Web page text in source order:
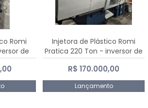
Romi
de
12
Injetora de Plástico Romi
Pratica 220 Ton - inversor de
frequência NR 12
R$ 170.000,00
Lançamento